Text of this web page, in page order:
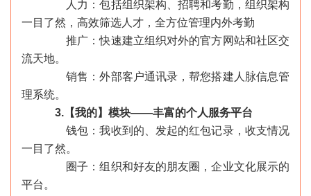
人力：包括组织架构、招聘和考勤，组织架构
一目了然，高效筛选人才，全方位管理内外考勤
推广：快速建立组织对外的官方网站和社区交
流天地。
销售：外部客户通讯录，帮您搭建人脉信息管
理系统。
3.【我的】模块——丰富的个人服务平台
钱包：我收到的、发起的红包记录，收支情况
一目了然。
圈子：组织和好友的朋友圈，企业文化展示的
平台。